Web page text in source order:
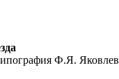
Ф.Я.